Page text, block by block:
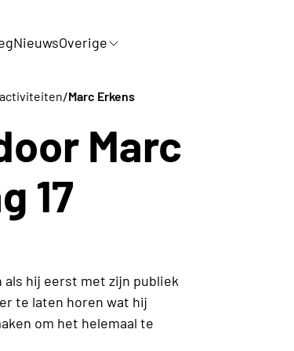
NieuwsOverige
/Marc Erkens
Marc
17
als hij eerst met zijn publiek
te laten horen wat hij
om het helemaal te